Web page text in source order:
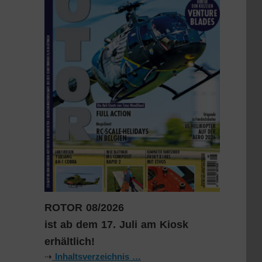
ROTOR 08/2026
ist ab dem 17. Juli am Kiosk
erhältlich!
⇢ Inhaltsverzeichnis …